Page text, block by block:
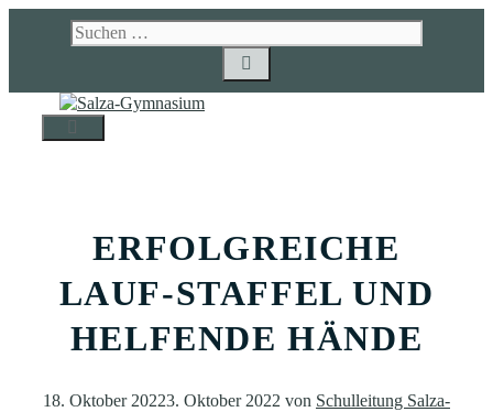
Suchen
nach:
MENÜ
ERFOLGREICHE
LAUF-STAFFEL UND
HELFENDE HÄNDE
18. Oktober 20223. Oktober 2022 von Schulleitung Salza-